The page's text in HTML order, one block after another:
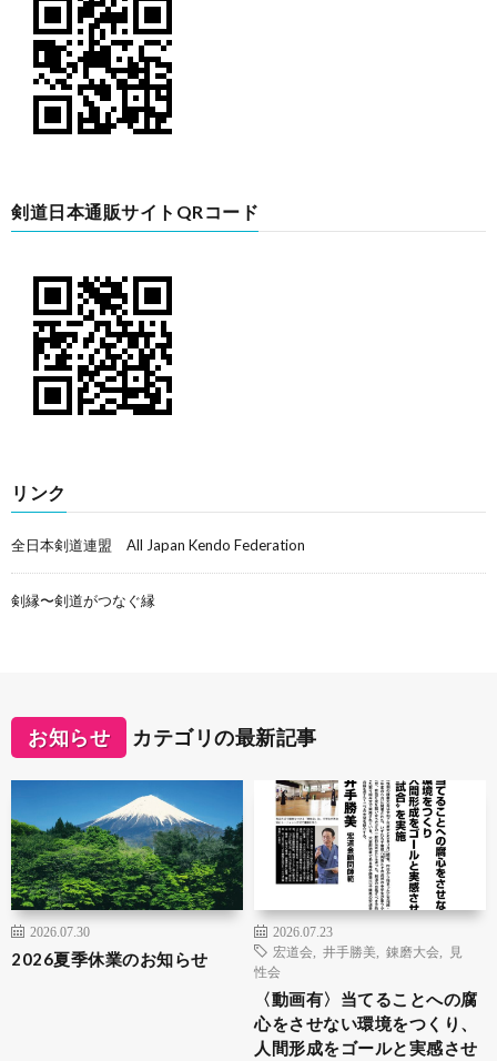
剣道日本通販サイトQRコード
リンク
全日本剣道連盟 All Japan Kendo Federation
剣縁〜剣道がつなぐ縁
お知らせ カテゴリの最新記事
2026.07.30
2026夏季休業のお知らせ
2026.07.23
宏道会
井手勝美 錬磨大会
見
性会
〈動画有〉当てることへの腐
心をさせない環境をつくり、
人間形成をゴールと実感させ